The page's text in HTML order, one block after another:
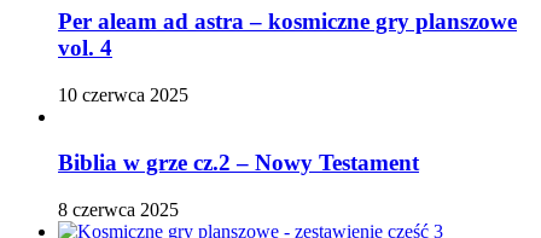
Per aleam ad astra – kosmiczne gry planszowe
vol. 4
10 czerwca 2025
Biblia w grze cz.2 – Nowy Testament
8 czerwca 2025